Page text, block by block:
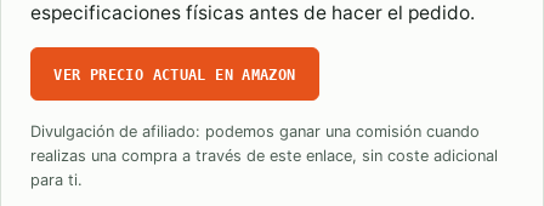
especificaciones físicas antes de hacer el pedido.
VER PRECIO ACTUAL EN AMAZON
Divulgación de afiliado: podemos ganar una comisión cuando
realizas una compra a través de este enlace, sin coste adicional
para ti.